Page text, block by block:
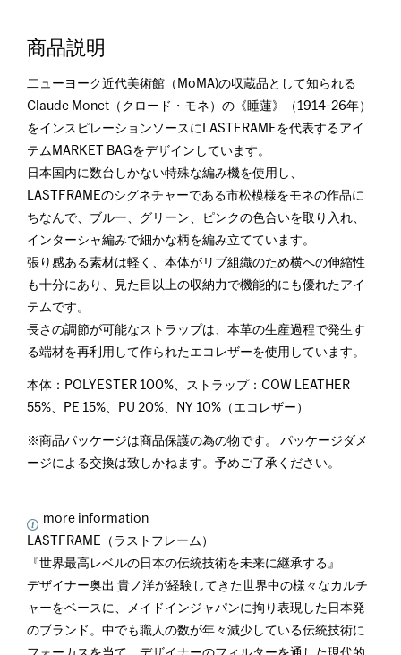
商品説明
二ューヨーク近代美術館（MoMA)の収蔵品として知られる
Claude Monet（クロード・モネ）の《睡蓮》（1914-26年）
をインスピレーションソースにLASTFRAMEを代表するアイ
テムMARKET BAGをデザインしています。
日本国内に数台しかない特殊な編み機を使用し、
LASTFRAMEのシグネチャーである市松模様をモネの作品に
ちなんで、ブルー、グリーン、ピンクの色合いを取り入れ、
インターシャ編みで細かな柄を編み立てています。
張り感ある素材は軽く、本体がリブ組織のため横への伸縮性
も十分にあり、見た目以上の収納力で機能的にも優れたアイ
テムです。
長さの調節が可能なストラップは、本革の生産過程で発生す
る端材を再利用して作られたエコレザーを使用しています。
本体：POLYESTER 100%、ストラップ：COW LEATHER
55%、PE 15%、PU 20%、NY 10%（エコレザー）
※商品パッケージは商品保護の為の物です。 パッケージダメ
ージによる交換は致しかねます。予めご了承ください。
more information
LASTFRAME（ラストフレーム）
『世界最高レベルの日本の伝統技術を未来に継承する』
デザイナー奥出 貴ノ洋が経験してきた世界中の様々なカルチ
ャーをベースに、メイドインジャパンに拘り表現した日本発
のブランド。中でも職人の数が年々減少している伝統技術に